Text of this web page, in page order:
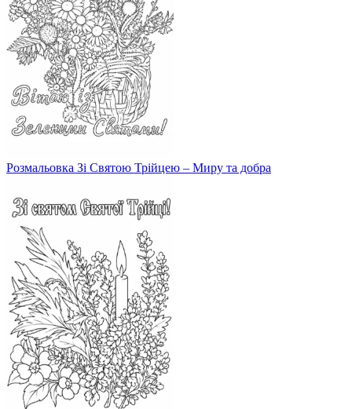
Розмальовка Зі Святою Трійцею – Миру та добра